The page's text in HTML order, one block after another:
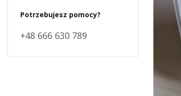
Potrzebujesz pomocy?
+48 666 630 789